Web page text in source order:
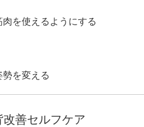
を使えるようにする
を変える
善セルフケア